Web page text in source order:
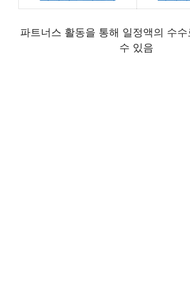
파트너스 활동을 통해 일정액의 수
수 있음